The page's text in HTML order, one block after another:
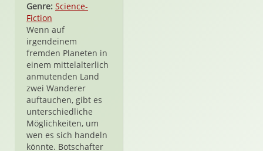
Genre: Science-
Fiction
Wenn auf
irgendeinem
fremden Planeten in
einem mittelalterlich
anmutenden Land
zwei Wanderer
auftauchen, gibt es
unterschiedliche
Möglichkeiten, um
wen es sich handeln
könnte. Botschafter